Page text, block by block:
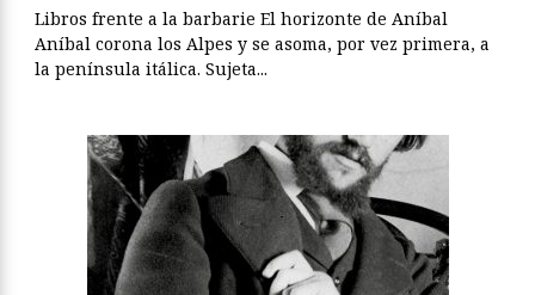
Libros frente a la barbarie El horizonte de Aníbal
Aníbal corona los Alpes y se asoma, por vez primera, a
la península itálica. Sujeta...